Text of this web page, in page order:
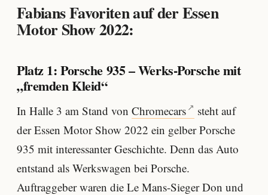
Fabians Favoriten auf der Essen
Motor Show 2022:
Platz 1: Porsche 935 – Werks-Porsche mit
„fremden Kleid“
In Halle 3 am Stand von Chromecars
steht auf
der Essen Motor Show 2022 ein gelber Porsche
935 mit interessanter Geschichte. Denn das Auto
entstand als Werkswagen bei Porsche.
Auftraggeber waren die Le Mans-Sieger Don und